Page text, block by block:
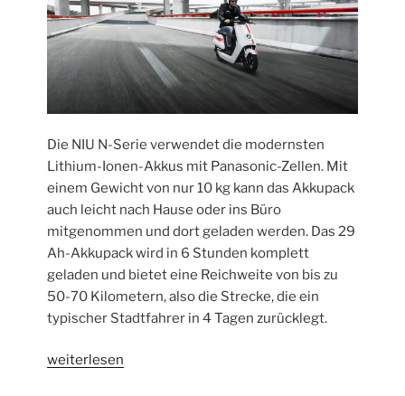
Die NIU N-Serie verwendet die modernsten
Lithium-Ionen-Akkus mit Panasonic-Zellen. Mit
einem Gewicht von nur 10 kg kann das Akkupack
auch leicht nach Hause oder ins Büro
mitgenommen und dort geladen werden. Das 29
Ah-Akkupack wird in 6 Stunden komplett
geladen und bietet eine Reichweite von bis zu
50-70 Kilometern, also die Strecke, die ein
typischer Stadtfahrer in 4 Tagen zurücklegt.
„NIU
weiterlesen